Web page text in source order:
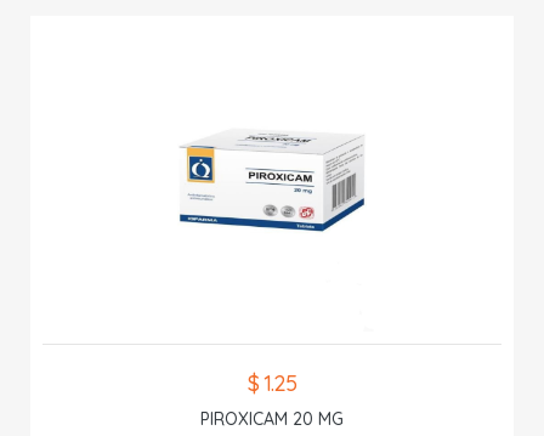
$ 1.25
PIROXICAM 20 MG